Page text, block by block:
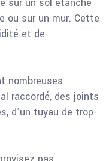
ou sur un mur. Cette
et de
nombreuses
raccordé, des joints
d’un tuyau de trop-